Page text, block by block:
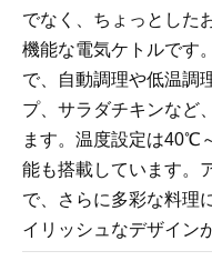
でなく、ちょっとした
機能な電気ケトルです
で、自動調理や低温調
プ、サラダチキンなど
ます。温度設定は40℃
能も搭載しています。
で、さらに多彩な料理
イリッシュなデザイン